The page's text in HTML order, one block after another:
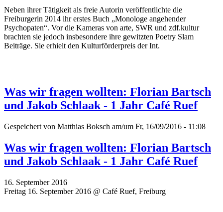
Neben ihrer Tätigkeit als freie Autorin veröffentlichte die
Freiburgerin 2014 ihr erstes Buch „Monologe angehender
Psychopaten“. Vor die Kameras von arte, SWR und zdf.kultur
brachten sie jedoch insbesondere ihre gewitzten Poetry Slam
Beiträge. Sie erhielt den Kulturförderpreis der Int.
Was wir fragen wollten: Florian Bartsch
und Jakob Schlaak - 1 Jahr Café Ruef
Gespeichert von Matthias Boksch am/um Fr, 16/09/2016 - 11:08
Was wir fragen wollten: Florian Bartsch
und Jakob Schlaak - 1 Jahr Café Ruef
16. September 2016
Freitag 16. September 2016 @ Café Ruef, Freiburg